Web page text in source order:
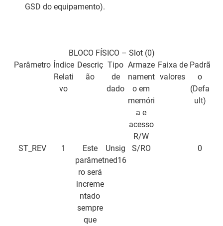
GSD do equipamento).
BLOCO FÍSICO – Slot (0)
Parâmetro Índice
Relati
vo
Descriç
ão
Tipo
de
dado
Armaze
nament
o em
memóri
a e
acesso
R/W
Faixa de
valores
Padrã
o
(Defa
ult)
ST_REV 1
Este
parâmet
ro será
increme
ntado
sempre
que
Unsig
ned16
S/RO 0